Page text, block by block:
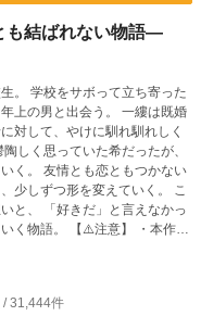
も結ばれない物語―
。 学校をサボって立ち寄った
と出会う。 一縷は既婚
対して、やけに馴れ馴れしく
しく思っていた希だったが、
つかない
しずつ形を変えていく。 こ
と、 「好きだ」と言えなかっ
意】 ・本作は
変わっていますが、大筋はプ
タバレが苦手な方は本作のみ
/ 31,444件